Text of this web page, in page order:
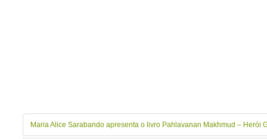
Maria Alice Sarabando apresenta o livro Pahlavanan Makhmud – Herói